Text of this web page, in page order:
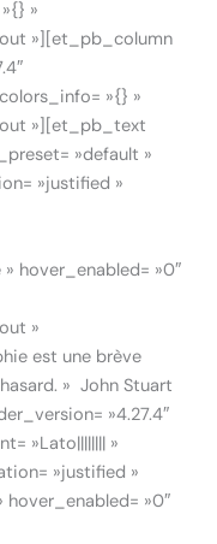
»
»][et_pb_column
»{} »
»][et_pb_text
»default »
»justified »
hover_enabled= »0″
»
est une brève
» John Stuart
»4.27.4″
»Lato|||||||| »
»justified »
hover_enabled= »0″